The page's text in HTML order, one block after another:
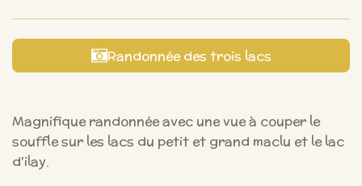
Randonnée des trois lacs
Magnifique randonnée avec une vue à couper le
souffle sur les lacs du petit et grand maclu et le lac
d'ilay.